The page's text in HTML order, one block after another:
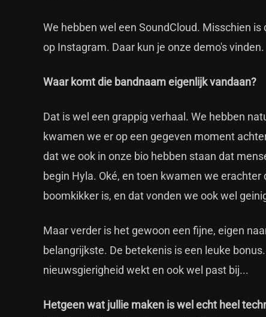
We hebben wel een SoundCloud. Misschien
op Instagram. Daar kun je onze demo's vinden.
Waar komt die bandnaam eigenlijk vandaan?
Dat is wel een grappig verhaal. We hebben
kwamen we er op een gegeven moment
dat we ook in onze bio hebben staan dat
begin Hyla. Oké, en toen kwamen we
boomkikker is, en dat vonden we ook wel
Maar verder is het gewoon een fijne, eigen
belangrijkste. De betekenis is een leuke
nieuwsgierigheid wekt en ook wel past bij...
Hetgeen wat jullie maken is wel echt heel